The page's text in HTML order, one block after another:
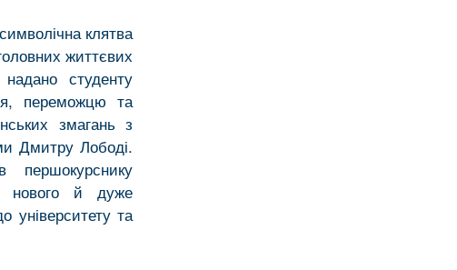
клятва
життєвих
студенту
переможцю та
змагань з
Дмитру Лободі.
нового й дуже
університету та